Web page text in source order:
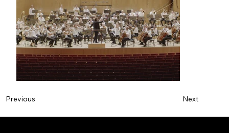
Previous Next